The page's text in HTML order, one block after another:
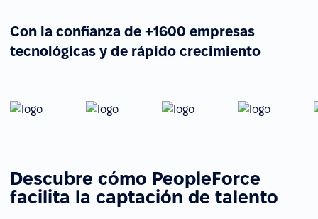
Con la confianza de +1600 empresas
tecnológicas y de rápido crecimiento
Descubre cómo PeopleForce
facilita la captación de talento